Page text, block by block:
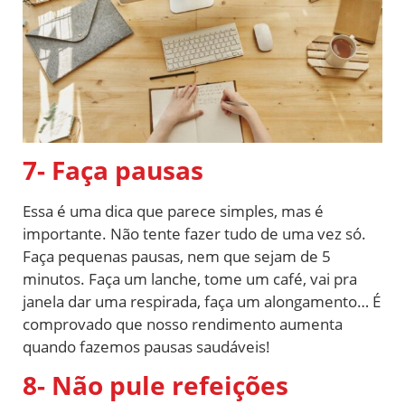
7- Faça pausas
Essa é uma dica que parece simples, mas é
importante. Não tente fazer tudo de uma vez só.
Faça pequenas pausas, nem que sejam de 5
minutos. Faça um lanche, tome um café, vai pra
janela dar uma respirada, faça um alongamento… É
comprovado que nosso rendimento aumenta
quando fazemos pausas saudáveis!
8- Não pule refeições